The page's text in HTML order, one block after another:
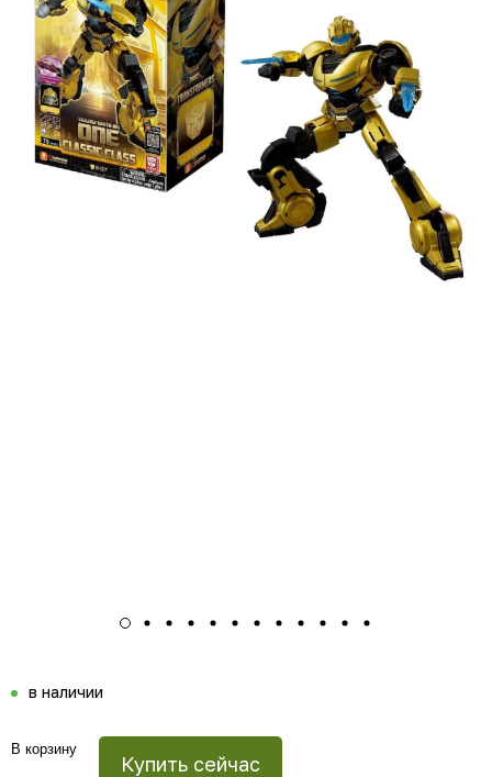
в наличии
В корзину
Купить сейчас